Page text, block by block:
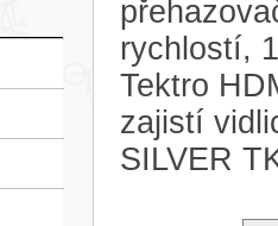
rychlostí,
Tektro
zajistí
SILVER